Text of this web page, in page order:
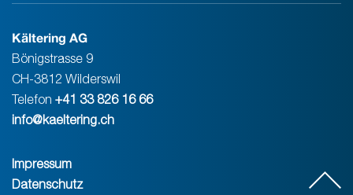
Kältering AG
Bönigstrasse 9
CH-3812 Wilderswil
Telefon +41 33 826 16 66
info@kaeltering.ch
Impressum
Datenschutz